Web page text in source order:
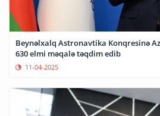
Beynəlxalq Astronavtika Konqresinə
630 elmi məqalə təqdim edib
11-04-2025